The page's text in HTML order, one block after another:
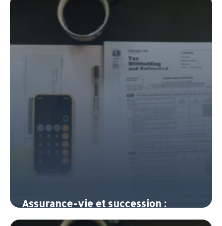
10 juin 2026
Assurance-vie et succession :
transmettre son patrimoine en